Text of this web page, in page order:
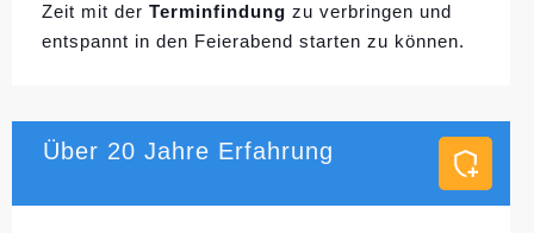
Zeit mit der Terminfindung zu verbringen und
entspannt in den Feierabend starten zu können.
Über 20 Jahre Erfahrung